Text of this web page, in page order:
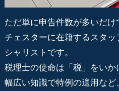
ただ単に申告件数が多いだけ
チェスターに在籍するスタ
シャリストです。
税理士の使命は「税」をいか
幅広い知識で特例の適用な